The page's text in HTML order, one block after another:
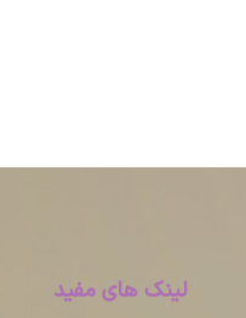
لینک های مفید